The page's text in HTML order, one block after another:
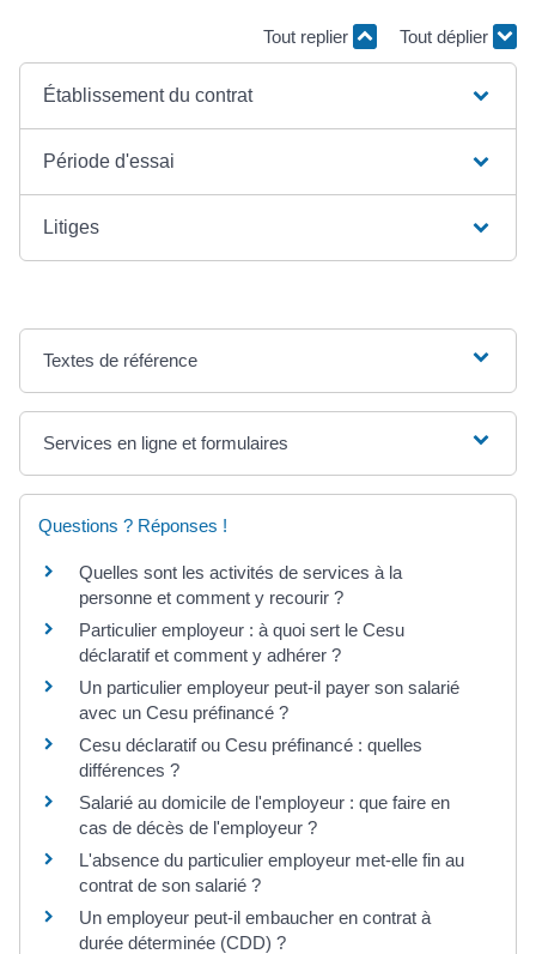
Tout replier Tout déplier
Établissement du contrat
Période d'essai
Litiges
Textes de référence
Services en ligne et formulaires
Questions ? Réponses !
Quelles sont les activités de services à la
personne et comment y recourir ?
Particulier employeur : à quoi sert le Cesu
déclaratif et comment y adhérer ?
Un particulier employeur peut-il payer son salarié
avec un Cesu préfinancé ?
Cesu déclaratif ou Cesu préfinancé : quelles
différences ?
Salarié au domicile de l'employeur : que faire en
cas de décès de l'employeur ?
L'absence du particulier employeur met-elle fin au
contrat de son salarié ?
Un employeur peut-il embaucher en contrat à
durée déterminée (CDD) ?